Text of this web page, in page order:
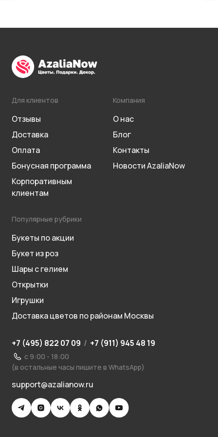
Для клиентов
Отзывы
Доставка
Оплата
Бонусная программа
Корпоративным
клиентам
Компания
О нас
Блог
Контакты
Новости AzaliaNow
Популярные рубрики
Букеты по акции
Букет из роз
Шары с гелием
Открытки
Игрушки
Доставка цветов по районам Москвы
+7 (495) 822 07 09 / +7 (911) 945 48 19
с 9:00 - 18:00
(в остальные часы пишите в WhatsApp)
support@azalianow.ru